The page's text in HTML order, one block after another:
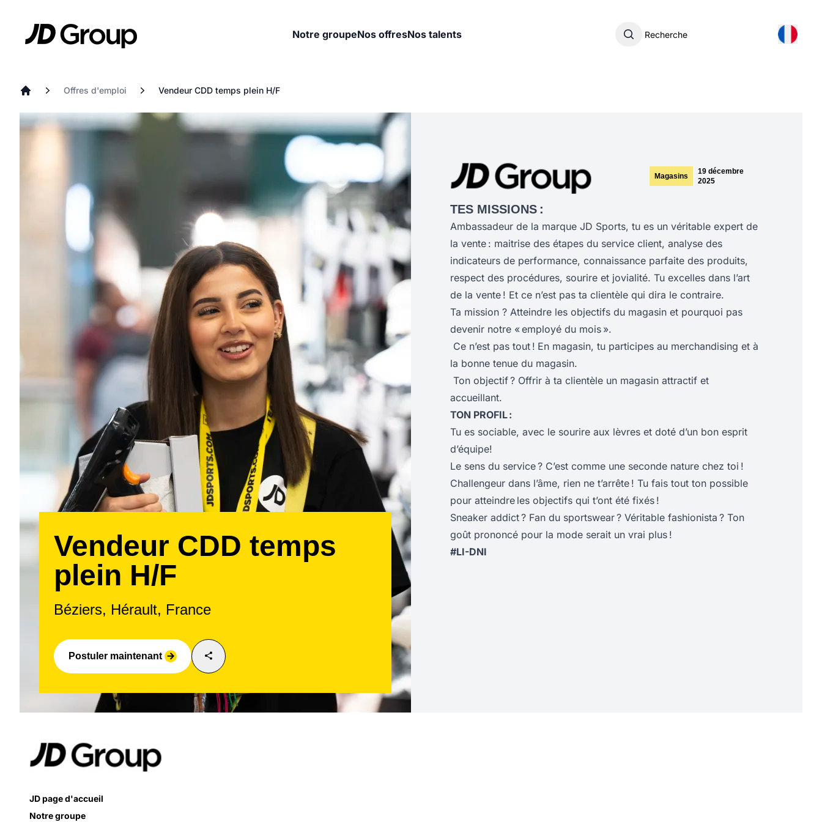
JD
Notre groupeNos offresNos talents Recherche
Offres d'emploi Vendeur CDD temps plein H/F
Vendeur CDD temps
plein H/F
Béziers, Hérault, France
Postuler maintenant arrow_forward share
Magasins
19 décembre
2025
TES MISSIONS :
Ambassadeur de la marque JD Sports, tu es un véritable expert de
la vente : maitrise des étapes du service client, analyse des
indicateurs de performance, connaissance parfaite des produits,
respect des procédures, sourire et jovialité. Tu excelles dans l’art
de la vente ! Et ce n’est pas ta clientèle qui dira le contraire.
Ta mission ? Atteindre les objectifs du magasin et pourquoi pas
devenir notre « employé du mois ».
Ce n’est pas tout ! En magasin, tu participes au merchandising et à
la bonne tenue du magasin.
Ton objectif ? Offrir à ta clientèle un magasin attractif et
accueillant.
TON PROFIL :
Tu es sociable, avec le sourire aux lèvres et doté d’un bon esprit
d’équipe!
Le sens du service ? C’est comme une seconde nature chez toi !
Challengeur dans l’âme, rien ne t’arrête ! Tu fais tout ton possible
pour atteindre les objectifs qui t’ont été fixés !
Sneaker addict ? Fan du sportswear ? Véritable fashionista ? Ton
goût prononcé pour la mode serait un vrai plus !
#LI-DNI
JD page d'accueil
Notre groupe